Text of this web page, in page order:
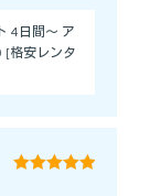
4日間～ ア
[格安レンタ